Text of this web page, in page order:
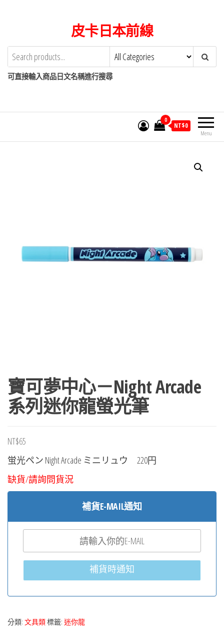
content
皮卡日本前線
可直接輸入商品日文名稱進行搜尋
Menu
0
NT$0
寶可夢中心－Night Arcade
系列迷你龍螢光筆
NT$65
蛍光ペン Night Arcade ミニリュウ 220円
缺貨/請詢問貨況
補貨E-MAIL通知
補貨時通知
分類: 文具類標籤: 迷你龍